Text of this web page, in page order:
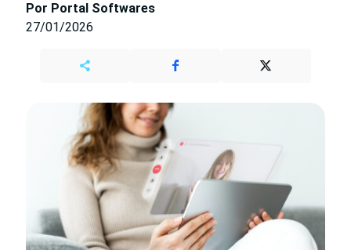
Por Portal Softwares
27/01/2026